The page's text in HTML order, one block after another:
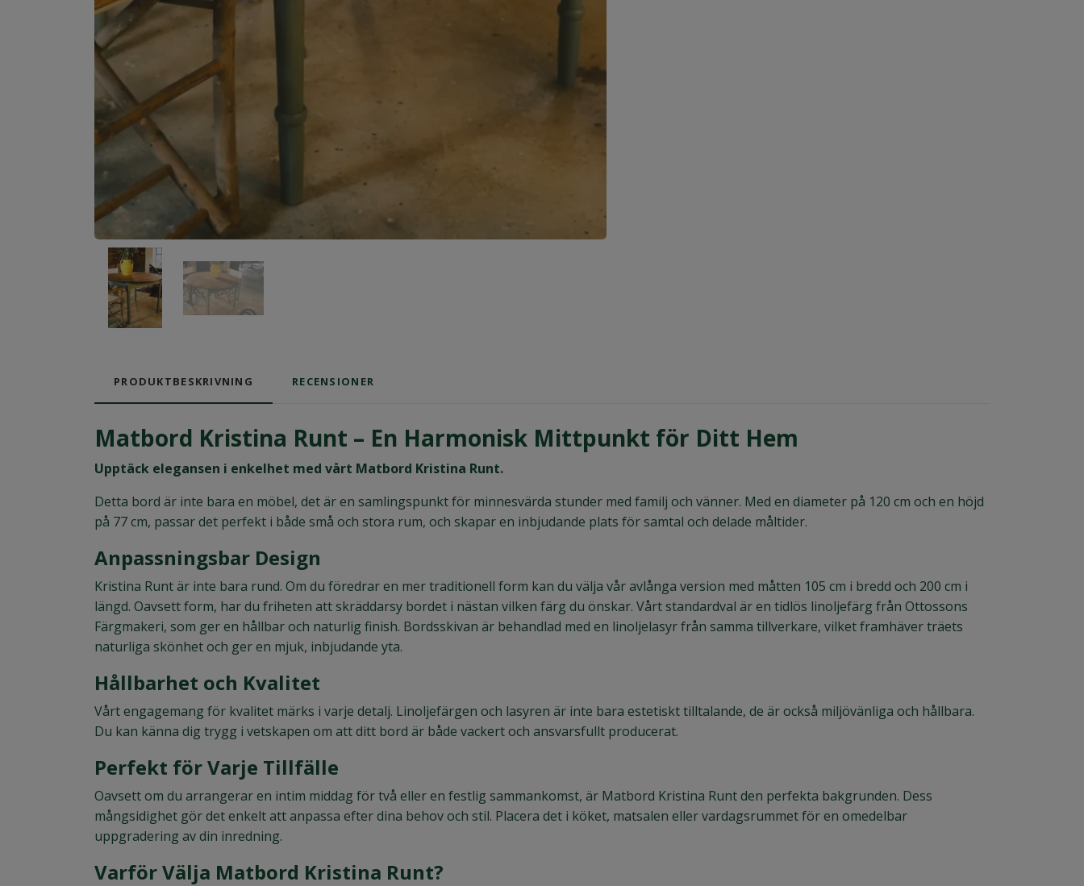
PRODUKTBESKRIVNING RECENSIONER
Matbord Kristina Runt – En Harmonisk Mittpunkt för Ditt Hem
Upptäck elegansen i enkelhet med vårt Matbord Kristina Runt.
Detta bord är inte bara en möbel, det är en samlingspunkt för minnesvärda stunder med familj och vänner. Med en diameter på 120 cm och en höjd
på 77 cm, passar det perfekt i både små och stora rum, och skapar en inbjudande plats för samtal och delade måltider.
Anpassningsbar Design
Kristina Runt är inte bara rund. Om du föredrar en mer traditionell form kan du välja vår avlånga version med måtten 105 cm i bredd och 200 cm i
längd. Oavsett form, har du friheten att skräddarsy bordet i nästan vilken färg du önskar. Vårt standardval är en tidlös linoljefärg från Ottossons
Färgmakeri, som ger en hållbar och naturlig finish. Bordsskivan är behandlad med en linoljelasyr från samma tillverkare, vilket framhäver träets
naturliga skönhet och ger en mjuk, inbjudande yta.
Hållbarhet och Kvalitet
Vårt engagemang för kvalitet märks i varje detalj. Linoljefärgen och lasyren är inte bara estetiskt tilltalande, de är också miljövänliga och hållbara.
Du kan känna dig trygg i vetskapen om att ditt bord är både vackert och ansvarsfullt producerat.
Perfekt för Varje Tillfälle
Oavsett om du arrangerar en intim middag för två eller en festlig sammankomst, är Matbord Kristina Runt den perfekta bakgrunden. Dess
mångsidighet gör det enkelt att anpassa efter dina behov och stil. Placera det i köket, matsalen eller vardagsrummet för en omedelbar
uppgradering av din inredning.
Varför Välja Matbord Kristina Runt?